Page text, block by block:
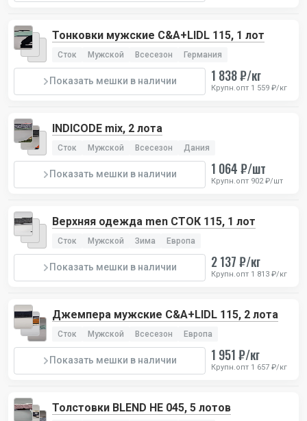
Тонковки мужские C&A+LIDL 115, 1 лот
Сток Мужской Всесезон Германия
Показать мешки в наличии 1 838 ₽/кг
Крупн.опт 1 559 ₽/кг
INDICODE mix, 2 лота
Сток Мужской Всесезон Дания
Показать мешки в наличии 1 064 ₽/шт
Крупн.опт 902 ₽/шт
Верхняя одежда men СТОК 115, 1 лот
Сток Мужской Зима Европа
Показать мешки в наличии 2 137 ₽/кг
Крупн.опт 1 813 ₽/кг
Джемпера мужские C&A+LIDL 115, 2 лота
Сток Мужской Всесезон Европа
Показать мешки в наличии 1 951 ₽/кг
Крупн.опт 1 657 ₽/кг
Толстовки BLEND HE 045, 5 лотов